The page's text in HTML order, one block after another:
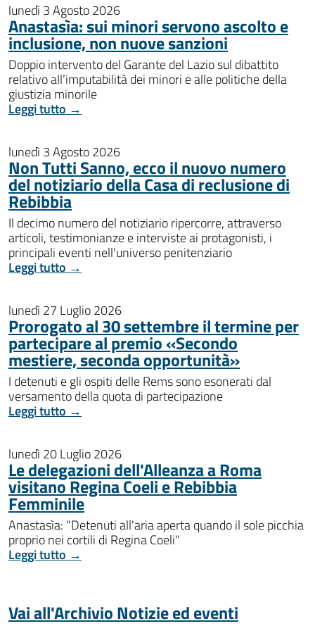
lunedì 3 Agosto 2026
Anastasìa: sui minori servono ascolto e
inclusione, non nuove sanzioni
Doppio intervento del Garante del Lazio sul dibattito
relativo all’imputabilità dei minori e alle politiche della
giustizia minorile
Leggi tutto →
lunedì 3 Agosto 2026
Non Tutti Sanno, ecco il nuovo numero
del notiziario della Casa di reclusione di
Rebibbia
Il decimo numero del notiziario ripercorre, attraverso
articoli, testimonianze e interviste ai protagonisti, i
principali eventi nell'universo penitenziario
Leggi tutto →
lunedì 27 Luglio 2026
Prorogato al 30 settembre il termine per
partecipare al premio «Secondo
mestiere, seconda opportunità»
I detenuti e gli ospiti delle Rems sono esonerati dal
versamento della quota di partecipazione
Leggi tutto →
lunedì 20 Luglio 2026
Le delegazioni dell'Alleanza a Roma
visitano Regina Coeli e Rebibbia
Femminile
Anastasìa: "Detenuti all'aria aperta quando il sole picchia
proprio nei cortili di Regina Coeli"
Leggi tutto →
Vai all'Archivio Notizie ed eventi